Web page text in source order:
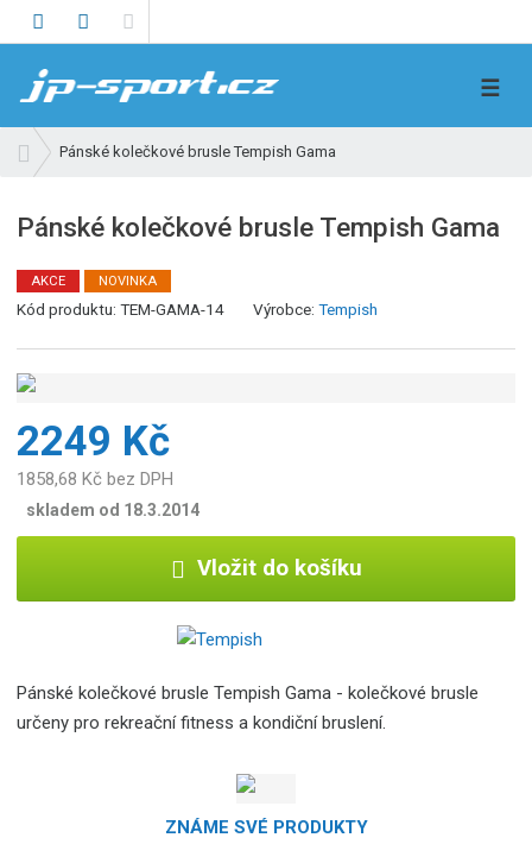
d
☰
v
d
í
s
a
a
Pánské kolečkové brusle Tempish Gama
Pánské kolečkové brusle Tempish Gama
AKCE NOVINKA
Kód produktu:TEM-GAMA-14 Výrobce:Tempish
2249 Kč
1858,68 Kč bez DPH
skladem od 18.3.2014
Vložit do košíku
Pánské kolečkové brusle Tempish Gama - kolečkové brusle
určeny pro rekreační fitness a kondiční bruslení.
ZNÁME SVÉ PRODUKTY